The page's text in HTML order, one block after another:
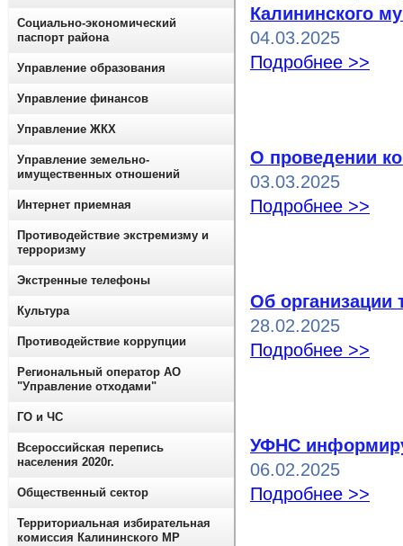
Калининского
04.03.2025
Подробнее >>
О проведении
03.03.2025
Подробнее >>
Об организации
28.02.2025
Подробнее >>
УФНС
06.02.2025
Подробнее >>
Социально-экономический
паспорт района
Управление образования
Управление финансов
Управление ЖКХ
Управление земельно-
имущественных отношений
Интернет приемная
Противодействие экстремизму и
терроризму
Экстренные телефоны
Культура
Противодействие коррупции
Региональный оператор АО
"Управление отходами"
ГО и ЧС
Всероссийская перепись
населения 2020г.
Общественный сектор
Территориальная избирательная
комиссия Калининского МР